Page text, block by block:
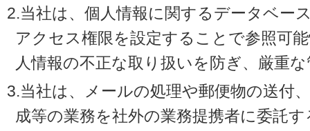
2.当社は、個人情報に関するデータベー
アクセス権限を設定することで参照可
人情報の不正な取り扱いを防ぎ、厳重
3.当社は、メールの処理や郵便物の送付
成等の業務を社外の業務提携者に委託